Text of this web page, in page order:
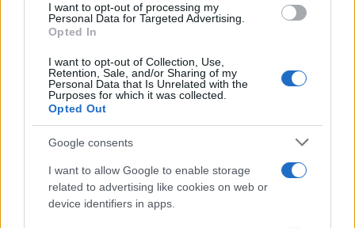
consent section.
I want to opt-out of processing my
Personal Data for Targeted Advertising.
Opted In
I want to opt-out of Collection, Use,
Retention, Sale, and/or Sharing of my
Personal Data that Is Unrelated with the
Purposes for which it was collected.
Opted Out
Google consents
I want to allow Google to enable storage
related to advertising like cookies on web or
device identifiers in apps.